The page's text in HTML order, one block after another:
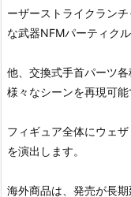
ーザーストライクラン
な武器NFMパーティク
他、交換式手首パーツ各
様々なシーンを再現可能
フィギュア全体にウェ
を演出します。
海外商品は、発売が長